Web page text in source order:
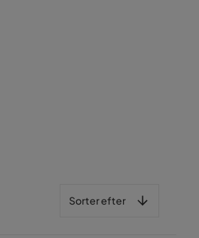
Sorter efter